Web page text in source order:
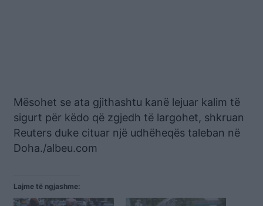
Mësohet se ata gjithashtu kanë lejuar kalim të
sigurt për këdo që zgjedh të largohet, shkruan
Reuters duke cituar një udhëheqës taleban në
Doha./albeu.com
Lajme të ngjashme: